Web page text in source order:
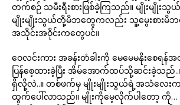
တက်စဉ် သမီးရီးစားဖြစ်ခဲ့ကြသည်။ မျိုးမျိုး
မျိုးမျိုးသွယ်တို့မိဘတွေကလည်း သူ့မွေးစားမိဘ
အသိုင်းအဝိုင်းကတွေပင်။
ဝေလင်းကား အခန်းတံခါးကို မေမေမနိုးစေ
ပြန်စေ့ထားခဲ့ပြီး အိမ်အောက်ထပ်သို့ဆင်းခဲ့သည်..
ရှိလို့လဲ..။ တစ်ဖက်မှ မျိုးမျိုးသွယ်ရဲ့အသံလေးက
ထွက်ပေါ်လာသည်။ မျိုးကိုမေ့လိုက်ပါတော့ ကို